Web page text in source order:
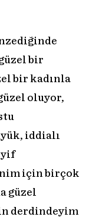
bir
bir kadınla
oluyor,
iddialı
için birçok
güzel
derdindeyim